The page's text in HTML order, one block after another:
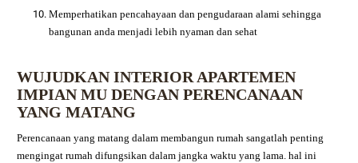
Memperhatikan pencahayaan dan pengudaraan alami sehingga
bangunan anda menjadi lebih nyaman dan sehat
WUJUDKAN INTERIOR APARTEMEN
IMPIAN MU DENGAN PERENCANAAN
YANG MATANG
Perencanaan yang matang dalam membangun rumah sangatlah penting
mengingat rumah difungsikan dalam jangka waktu yang lama. hal ini